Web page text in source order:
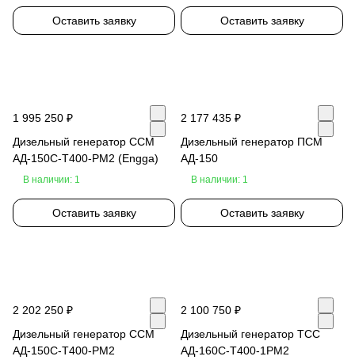
Оставить заявку Оставить заявку
1 995 250 ₽
Дизельный генератор ССМ
АД-150С-Т400-РМ2 (Engga)
В наличии: 1
Оставить заявку
2 177 435 ₽
Дизельный генератор ПСМ
АД-150
В наличии: 1
Оставить заявку
2 202 250 ₽
Дизельный генератор ССМ
АД-150С-Т400-РМ2
2 100 750 ₽
Дизельный генератор ТСС
АД-160С-Т400-1РМ2